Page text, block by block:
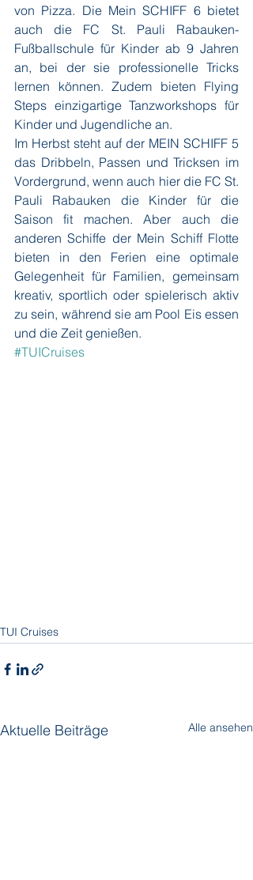
von Pizza. Die Mein SCHIFF 6 bietet
auch die FC St. Pauli Rabauken-
Fußballschule für Kinder ab 9 Jahren
an, bei der sie professionelle Tricks
lernen können. Zudem bieten Flying
Steps einzigartige Tanzworkshops für
Kinder und Jugendliche an.
Im Herbst steht auf der MEIN SCHIFF 5
das Dribbeln, Passen und Tricksen im
Vordergrund, wenn auch hier die FC St.
Pauli Rabauken die Kinder für die
Saison fit machen. Aber auch die
anderen Schiffe der Mein Schiff Flotte
bieten in den Ferien eine optimale
Gelegenheit für Familien, gemeinsam
kreativ, sportlich oder spielerisch aktiv
zu sein, während sie am Pool Eis essen
und die Zeit genießen.
#TUICruises
TUI Cruises
Aktuelle Beiträge Alle ansehen